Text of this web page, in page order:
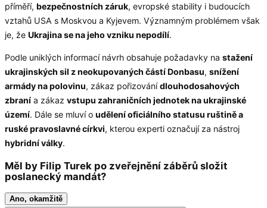
příměří, bezpečnostních záruk, evropské stability i budoucích
vztahů USA s Moskvou a Kyjevem. Významným problémem však
je, že Ukrajina se na jeho vzniku nepodílí.
Podle uniklých informací návrh obsahuje požadavky na stažení
ukrajinských sil z neokupovaných částí Donbasu, snížení
armády na polovinu, zákaz pořizovánídlouhodosahových
zbraní a zákaz vstupu zahraničních jednotek na ukrajinské
území. Dále se mluví o udělení oficiálního statusu ruštině a
ruské pravoslavné církvi, kterou experti označují za nástroj
hybridní války.
Měl by Filip Turek po zveřejnění záběrů složit
poslanecký mandát?
Ano, okamžitě